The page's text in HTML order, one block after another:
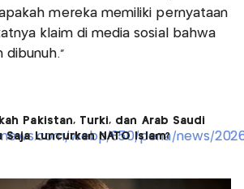
mereka memiliki pernyataan
klaim di media sosial bahwa
dibunuh.”
Pakistan, Turki, dan Arab Saudi
Saja Luncurkan NATO Islam?